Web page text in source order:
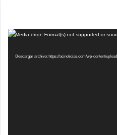
Reproductor
vídeo
Media error: Format(s) not supported or
Descargar archivo: https://acinoticias.com/wp-content/